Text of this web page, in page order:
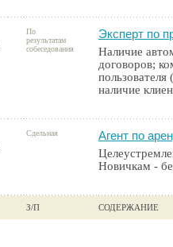
По
результатам
собеседования
Эксперт по
Наличие
договоров;
наличие
Сдельная
Агент по
Новичкам -
З/П СОДЕРЖАНИЕ